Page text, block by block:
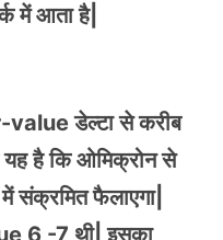
में आता है|
value डेल्टा से करीब
है कि ओमिक्रोन से
संक्रमित फैलाएगा|
6 -7 थी| इसका